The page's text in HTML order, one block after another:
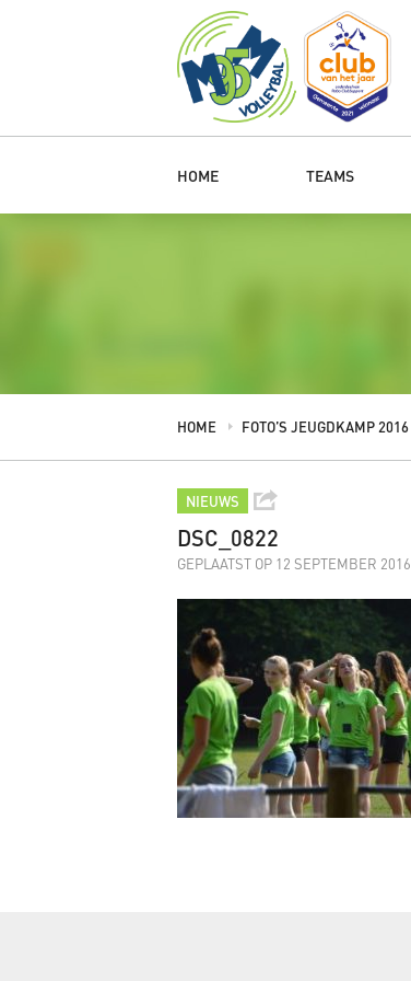
HOME TEAMS
HOME FOTO’S JEUGDKAMP 2016
NIEUWS
DSC_0822
GEPLAATST OP 12 SEPTEMBER 2016